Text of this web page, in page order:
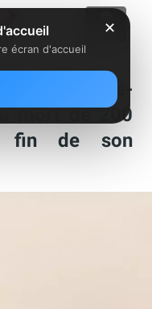
antenne-
mort de 200
fin de son
✕
écran d'accueil